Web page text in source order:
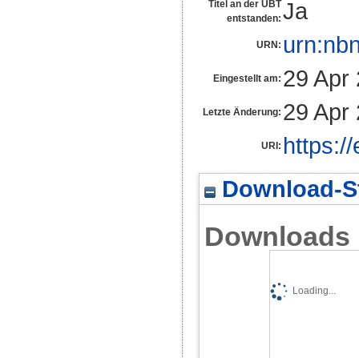
Titel an der UBT
entstanden: Ja
URN:
Eingestellt am: 29 Apr
Letzte Änderung: 29 Apr
URI:
Download-
Downloads
Loading...